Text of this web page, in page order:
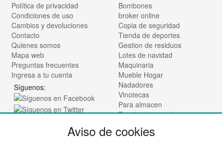
Política de privacidad
Condiciones de uso
Cambios y devoluciones
Contacto
Quienes somos
Mapa web
Preguntas frecuentes
Ingresa a tu cuenta
Síguenos:
Bombones
broker online
Copia de seguridad
Tienda de deportes
Gestion de residuos
Lotes de navidad
Maquinaria
Mueble Hogar
Nadadores
Vinotecas
Para almacen
Tienda de cosmética
© deportesup.com - Todos los derechos reservados
Aviso de cookies